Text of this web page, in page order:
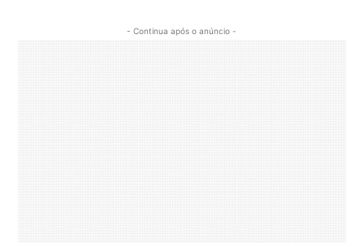
- Continua após o anúncio -